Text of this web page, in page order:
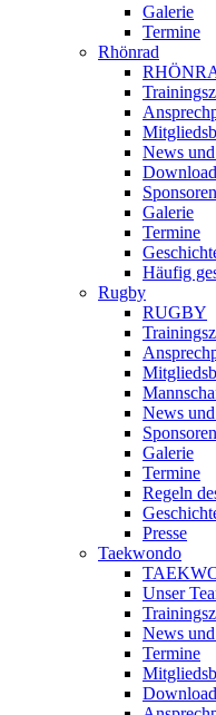
Galerie
Termine
Rhönrad
News
Sponsoren
Galerie
Termine
Häufig
Rugby
RUGBY
News
Sponsoren
Galerie
Termine
Regeln
Presse
Taekwondo
Unser
News
Termine